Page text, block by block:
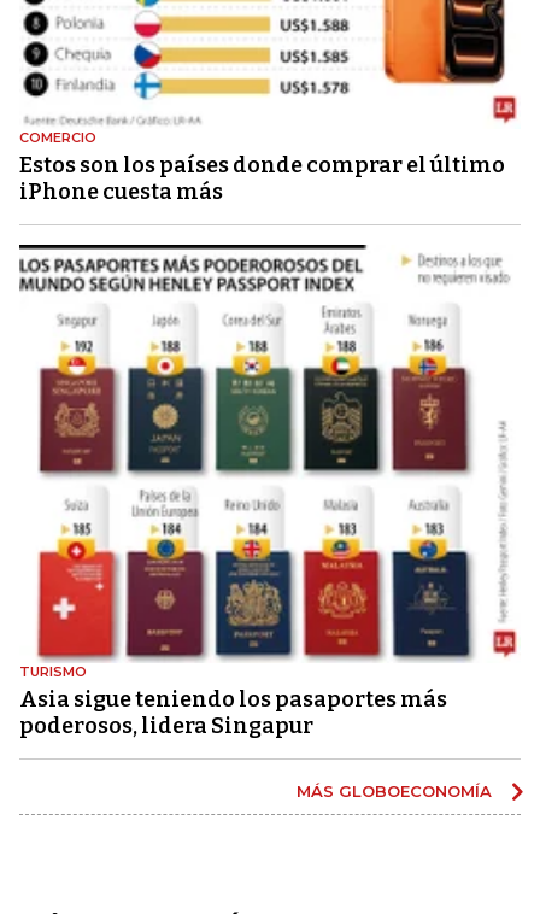
COMERCIO
Estos son los países donde comprar el último
iPhone cuesta más
TURISMO
Asia sigue teniendo los pasaportes más
poderosos, lidera Singapur
MÁS GLOBOECONOMÍA